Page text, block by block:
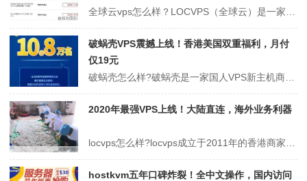
破蜗壳VPS震撼上线！香港美国双重福利，月付
仅19元
2020年最强VPS上线！大陆直连，海外业务利器
hostkvm五年口碑炸裂！全中文操作，国内访问